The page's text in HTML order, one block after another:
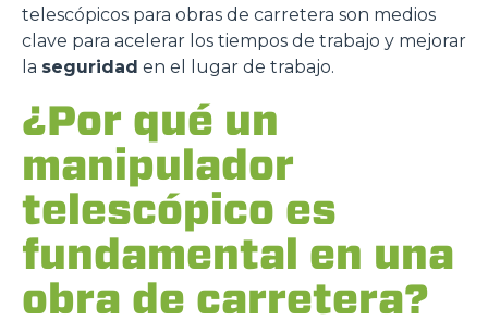
telescópicos para obras de carretera son medios
clave para acelerar los tiempos de trabajo y mejorar
la seguridad en el lugar de trabajo.
¿Por qué un
manipulador
telescópico es
fundamental en una
obra de carretera?